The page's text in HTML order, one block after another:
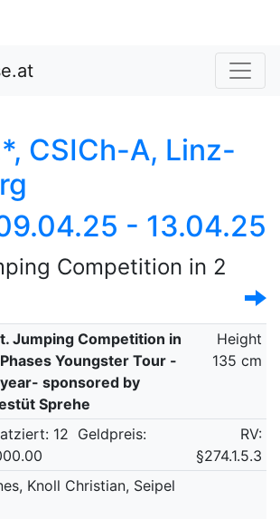
CSICh-A, Linz-
- 13.04.25
Competition in 2
Jumping Competition in
Youngster Tour -
sponsored by
Sprehe
Height
135 cm
12 Geldpreis:
RV:
§274.1.5.3
Knoll Christian, Seipel